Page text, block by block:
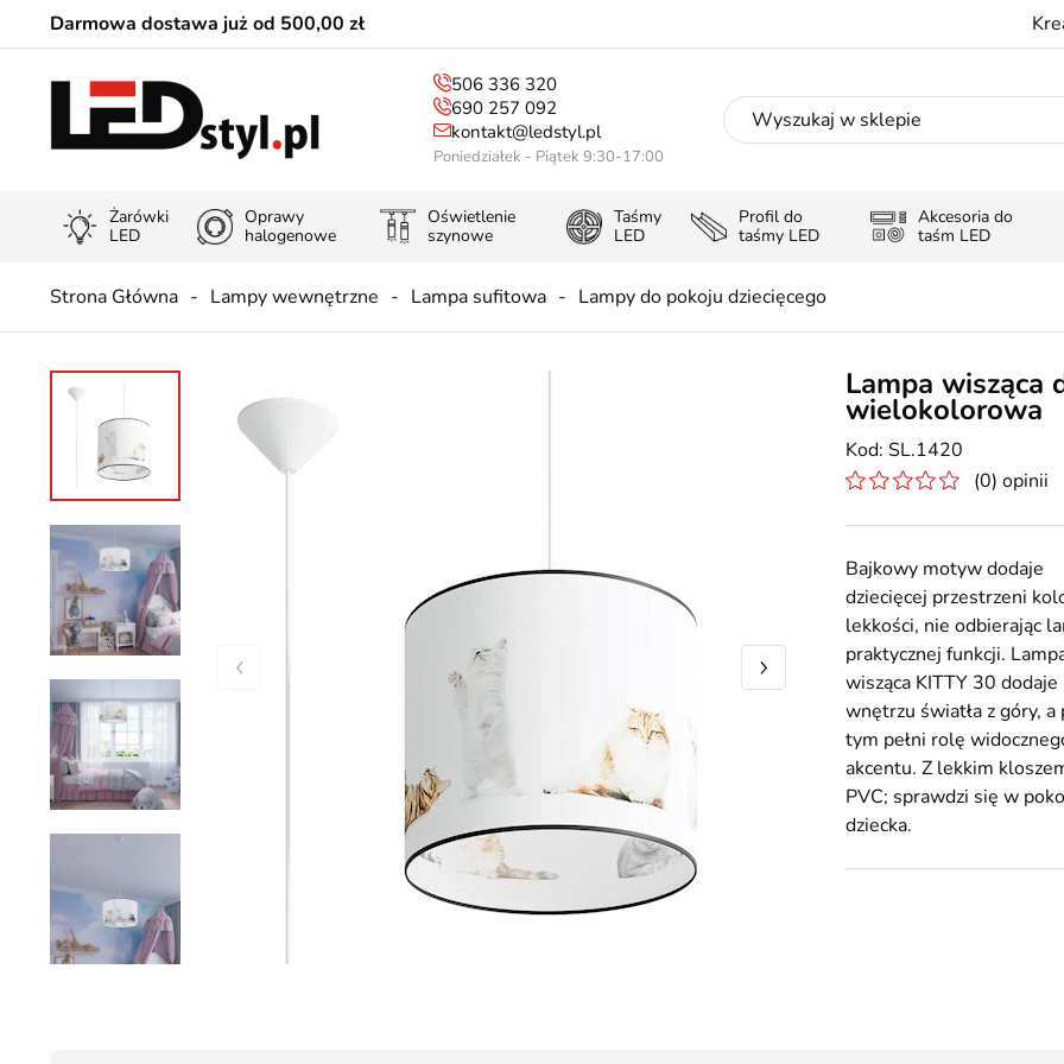
Darmowa dostawa już od 500,00 zł
506 336 320
690 257 092
kontakt@ledstyl.pl
Poniedziałek - Piątek 9:30-17:00
Żarówki
LED
Oprawy
halogenowe
Oświetlenie
szynowe
Taśmy
LED
Profil do
taśmy LED
Akcesoria do
taśm LED
Strona Główna Lampy wewnętrzne Lampa sufitowa Lampy do pokoju dziecięcego
Lampa wisząca
wielokolorowa
SL.1420
(0) opinii
Bajkowy motyw dodaje
dziecięcej przestrzeni
lekkości, nie odbierając
praktycznej funkcji.
wisząca KITTY 30 dodaje
wnętrzu światła z góry, a
tym pełni rolę
akcentu. Z lekkim
PVC; sprawdzi się w
dziecka.